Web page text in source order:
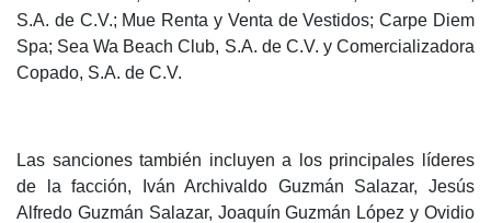
S.A. de C.V.; Mue Renta y Venta de Vestidos; Carpe Diem
Spa; Sea Wa Beach Club, S.A. de C.V. y Comercializadora
Copado, S.A. de C.V.
Las sanciones también incluyen a los principales líderes
de la facción, Iván Archivaldo Guzmán Salazar, Jesús
Alfredo Guzmán Salazar, Joaquín Guzmán López y Ovidio